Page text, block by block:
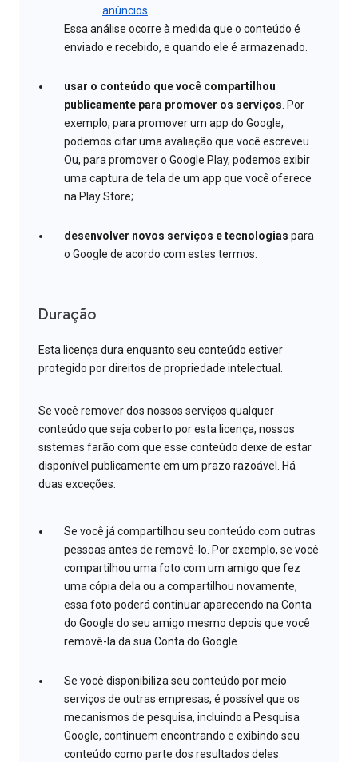
anúncios.
Essa análise ocorre à medida que o conteúdo é
enviado e recebido, e quando ele é armazenado.
usar o conteúdo que você compartilhou
publicamente para promover os serviços. Por
exemplo, para promover um app do Google,
podemos citar uma avaliação que você escreveu.
Ou, para promover o Google Play, podemos exibir
uma captura de tela de um app que você oferece
na Play Store;
desenvolver novos serviços e tecnologias para
o Google de acordo com estes termos.
Duração
Esta licença dura enquanto seu conteúdo estiver
protegido por direitos de propriedade intelectual.
Se você remover dos nossos serviços qualquer
conteúdo que seja coberto por esta licença, nossos
sistemas farão com que esse conteúdo deixe de estar
disponível publicamente em um prazo razoável. Há
duas exceções:
Se você já compartilhou seu conteúdo com outras
pessoas antes de removê-lo. Por exemplo, se você
compartilhou uma foto com um amigo que fez
uma cópia dela ou a compartilhou novamente,
essa foto poderá continuar aparecendo na Conta
do Google do seu amigo mesmo depois que você
removê-la da sua Conta do Google.
Se você disponibiliza seu conteúdo por meio
serviços de outras empresas, é possível que os
mecanismos de pesquisa, incluindo a Pesquisa
Google, continuem encontrando e exibindo seu
conteúdo como parte dos resultados deles.